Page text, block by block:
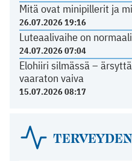
Mitä ovat minipillerit ja
26.07.2026 19:16
Luteaalivaihe on
24.07.2026 07:04
Elohiiri silmässä –
vaaraton vaiva
15.07.2026 08:17